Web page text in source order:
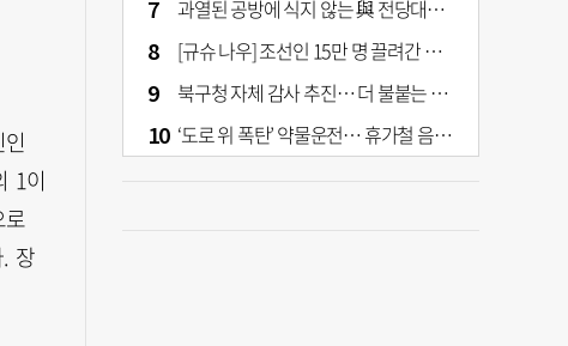
1이
장
과열된 공방에 식지 않는 與 전당대회… 호남·수도권 집중하는 후보들
[규슈 나우] 조선인 15만 명 끌려간 치쿠호 탄광… 대를 이은 진실 캐기
북구청 자체 감사 추진… 더 불붙는 북구 신청사 갈등
‘도로 위 폭탄’ 약물운전… 휴가철 음주와 병행 단속 [교통안전, 시민이 만든다]